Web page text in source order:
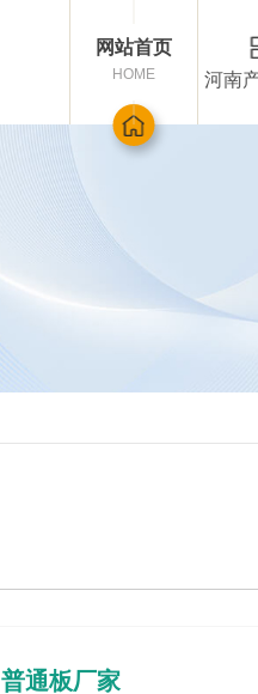
网站首页
HOME 河南
普通板厂家